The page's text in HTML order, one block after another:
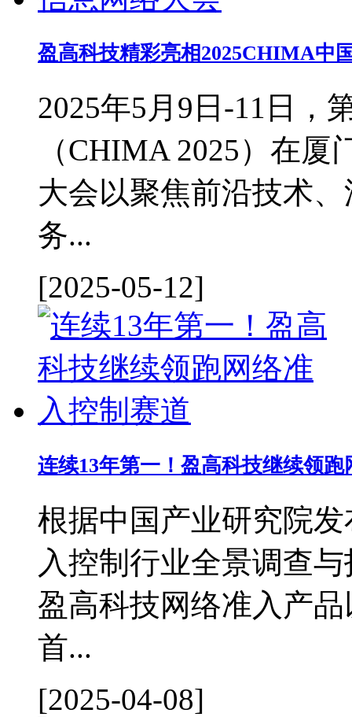
盈高科技精彩亮相2025CHIMA中
2025年5月9日-11日，
（CHIMA 2025）在
大会以聚焦前沿技术
务...
[2025-05-12]
连续13年第一！盈高科技继续领
根据中国产业研究院
入控制行业全景调查
盈高科技网络准入产
首...
[2025-04-08]